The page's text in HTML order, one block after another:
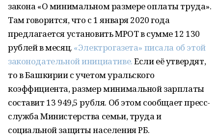
закона «О минимальном размере оплаты труда».
Там говорится, что с 1 января 2020 года
предлагается установить МРОТ в сумме 12 130
рублей в месяц. «Электрогазета» писала об этой
законодательной инициативе.Если её утвердят,
то в Башкирии с учетом уральского
коэффициента, размер минимальной зарплаты
составит 13 949,5 рубля. Об этом сообщает пресс-
служба Министерства семьи, труда и
социальной защиты населения РБ.